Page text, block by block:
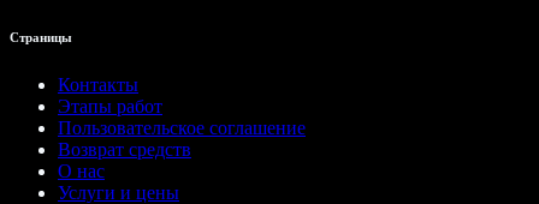
Страницы
Контакты
Этапы работ
Пользовательское соглашение
Возврат средств
О нас
Услуги и цены